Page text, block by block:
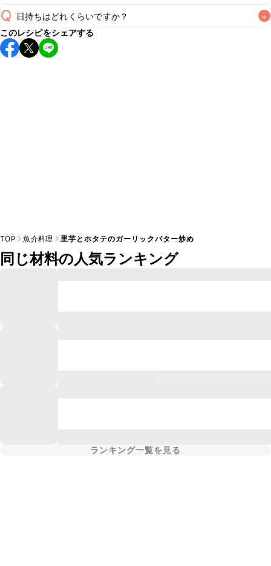
A
Q 日持ちはどれくらいですか？ +
保存期間は冷蔵で翌日中が目安です。なるべくお早めにお召
し上がりください。
このレシピをシェアする
TOP 魚介料理 里芋とホタテのガーリックバター炒め
同じ材料の人気ランキング
ランキング一覧を見る